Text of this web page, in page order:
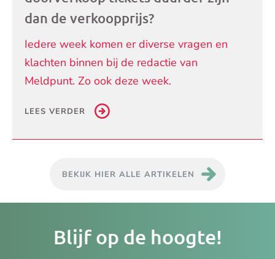
dan de verkoopprijs?
Iedere week komen er diverse vragen en
klachten binnen bij de redactie van
Meldpunt. Zo ook deze week.
LEES VERDER
BEKIJK HIER ALLE ARTIKELEN
Blijf op de hoogte!